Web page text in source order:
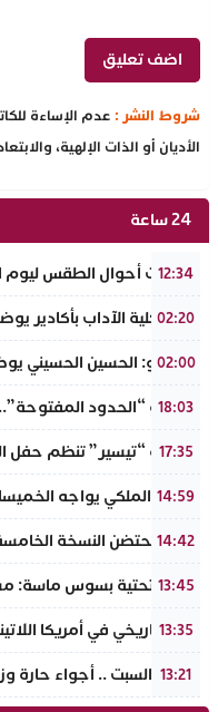
شروط النشر : عدم الإساءة
الأديان أو الذات الإلهية،
24 ساعة
12:34
توقعات أحوال الطقس ليوم الأحد
02:20
عميد كلية الآداب بأكادير
02:00
بالفيديو: الحسين الحسيني
18:03
​سيناريو “الحدود
17:35
جمعية “تيسير” تنظم حفل التميز احتفاءً بالذكرى الـ27 لعيد
14:59
الجيش الملكي يواجه
14:42
إنزكان تحتضن النسخة
13:45
البنية التحتية بسوس ماسة:
13:35
تحول تاريخي في أمريكا
13:21
طقس السبت .. أجواء حارة